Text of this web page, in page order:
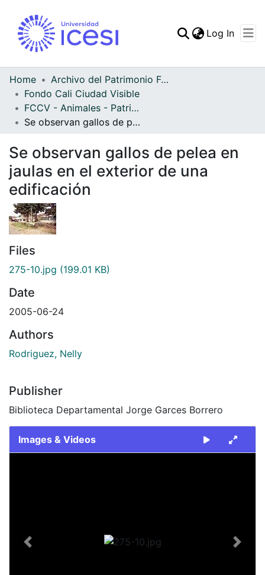
Log In
Home
Archivo del Patrimonio Fotográfico y Fílmico del Valle del Cauca
Fondo Cali Ciudad Visible
FCCV - Animales - Patrimonial
Se observan gallos de pelea en jaulas en el exterior de una edificación
Se observan gallos de pelea en
jaulas en el exterior de una
edificación
Files
275-10.jpg (199.01 KB)
Date
2005-06-24
Authors
Rodriguez, Nelly
Publisher
Biblioteca Departamental Jorge Garces Borrero
Images & Videos
Previous Next